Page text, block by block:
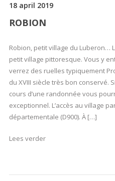
18 april 2019
ROBION
Robion, petit village du Luberon…
petit village pittoresque. Vous y
verrez des ruelles typiquement
du XVIII siècle très bon conservé.
cours d’une randonnée vous
exceptionnel. L’accès au village
départementale (D900). À […]
Lees verder